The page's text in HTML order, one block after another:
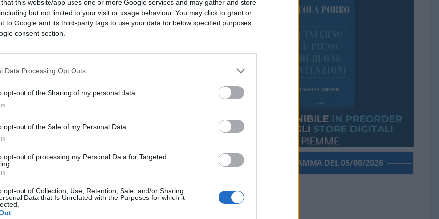
that this website/app uses one or more Google services and may gather and store
but not limited to your visit or usage behaviour. You may click to grant or
to Google and its third-party tags to use your data for below specified purposes
consent section.
Data Processing Opt Outs
opt-out of the Sharing of my personal data.
opt-out of the Sale of my Personal Data.
opt-out of processing my Personal Data for Targeted
opt-out of Collection, Use, Retention, Sale, and/or Sharing
Data that Is Unrelated with the Purposes for which it
amore”. Il
Pino Daniele
dell’attore e il messaggio d’amore
1.4kVisualizzazioni 0commenti
PORROGRAMMA DEL 05/08/2026